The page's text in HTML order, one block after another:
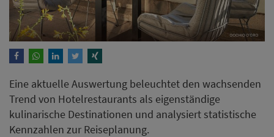
Eine aktuelle Auswertung beleuchtet den wachsenden
Trend von Hotelrestaurants als eigenständige
kulinarische Destinationen und analysiert statistische
Kennzahlen zur Reiseplanung.